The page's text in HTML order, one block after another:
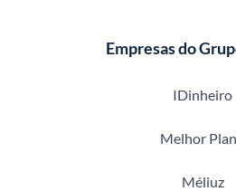
Empresas do
IDinheiro
Melhor
Méliuz